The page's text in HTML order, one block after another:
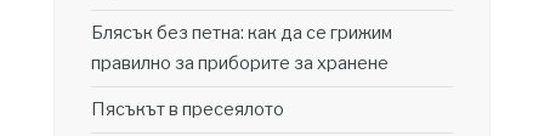
Блясък без петна: как да се грижим
правилно за приборите за хранене
Пясъкът в пресеялото